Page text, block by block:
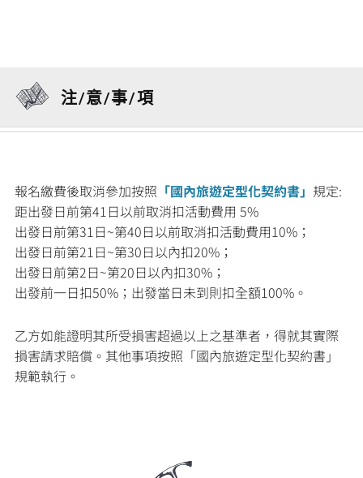
注/意/事/項
報名繳費後取消參加按照 「國內旅遊定型化契約書」 規定:
距出發日前第41日以前取消扣活動費用 5%
出發日前第31日~第40日以前取消扣活動費用10%；
出發日前第21日~第30日以內扣20%；
出發日前第2日~第20日以內扣30%；
出發前一日扣50%；出發當日未到則扣全額100%。
乙方如能證明其所受損害超過以上之基準者，得就其實際
損害請求賠償。其他事項按照「國內旅遊定型化契約書」
規範執行。